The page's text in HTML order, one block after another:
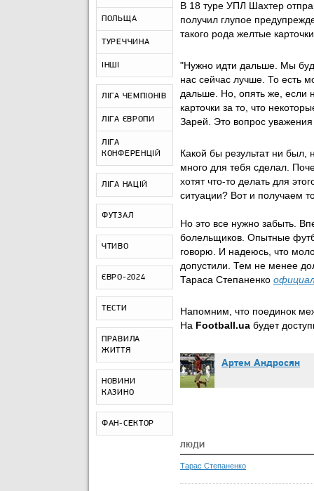
ПОЛЬЩА
ТУРЕЧЧИНА
ІНШІ
ЛІГА ЧЕМПІОНІВ
ЛІГА ЄВРОПИ
ЛІГА
КОНФЕРЕНЦІЙ
ЛІГА НАЦІЙ
ФУТЗАЛ
ЧТИВО
ЄВРО-2024
ТЕСТИ
ПРАВИЛА
ЖИТТЯ
НОВИНИ
КАЗИНО
ФАН-СЕКТОР
В 18 туре УПЛ Шахтер
получил глупое
такого рода желтые
"Нужно идти дальше. Мы
нас сейчас лучше. То есть
дальше. Но, опять же,
карточки за то, что
Зарей. Это вопрос
Какой бы результат ни был,
много для тебя сделал.
хотят что-то делать для
ситуации? Вот и получаем
Но это все нужно забыть.
болельщиков. Опытные
говорю. И надеюсь, что
допустили. Тем не менее
Тараса Степаненко
Напомним, что поединок
На Football.ua будет
Артем Андросян
ЛЮДИ
Тарас Степаненко